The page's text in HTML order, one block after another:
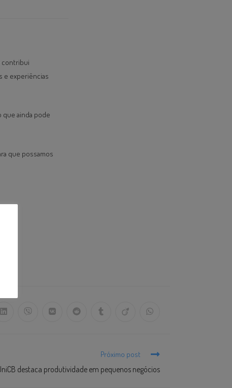
contribui
e experiências
que ainda pode
que possamos
Próximo post
destaca produtividade em pequenos negócios